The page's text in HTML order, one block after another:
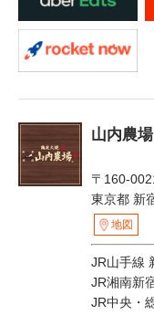
山内農
〒160-
東京都 新
地図
JR山手線
JR湘南新
JR中央・